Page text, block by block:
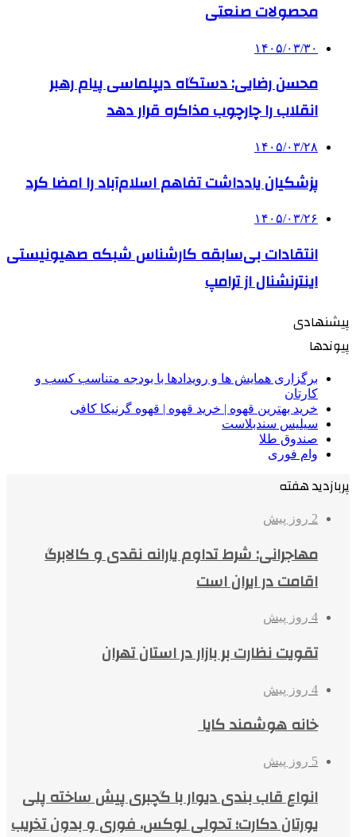
محصولات صنعتی
۱۴۰۵/۰۳/۳۰
محسن رضایی: دستگاه دیپلماسی پیام رهبر
انقلاب را چارچوب مذاکره قرار دهد
۱۴۰۵/۰۳/۲۸
پزشکیان یادداشت تفاهم اسلام‌آباد را امضا کرد
۱۴۰۵/۰۳/۲۶
انتقادات بی‌سابقه کارشناس شبکه صهیونیستی
اینترنشنال از ترامپ
پیشنهادی
پیوندها
برگزاری همایش ها و رویدادها با بودجه متناسب کسب و
کارتان
خرید بهترین قهوه | خرید قهوه | قهوه گرنیکا کافی
سیلیس سندبلاست
صندوق طلا
وام فوری
پربازدید هفته
2 روز پیش
مهاجرانی: شرط تداوم یارانه نقدی و کالابرگ
اقامت در ایران است
4 روز پیش
تقویت نظارت بر بازار در استان تهران
4 روز پیش
خانه هوشمند کایا
5 روز پیش
انواع قاب بندی دیوار با گچبری پیش ساخته پلی
یورتان دکارت؛ تحولی لوکس، فوری و بدون تخریب